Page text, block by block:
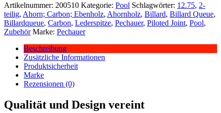
Artikelnummer: 200510 Kategorie: Pool Schlagwörter: 12.75, 2-
teilig, Ahorn; Carbon; Ebenholz, Ahornholz, Billard, Billard Queue,
Billardqueue, Carbon, Lederspitze, Pechauer, Piloted Joint, Pool,
Zubehör Marke: Pechauer
Beschreibung
Zusätzliche Informationen
Produktsicherheit
Marke
Rezensionen (0)
Qualität und Design vereint